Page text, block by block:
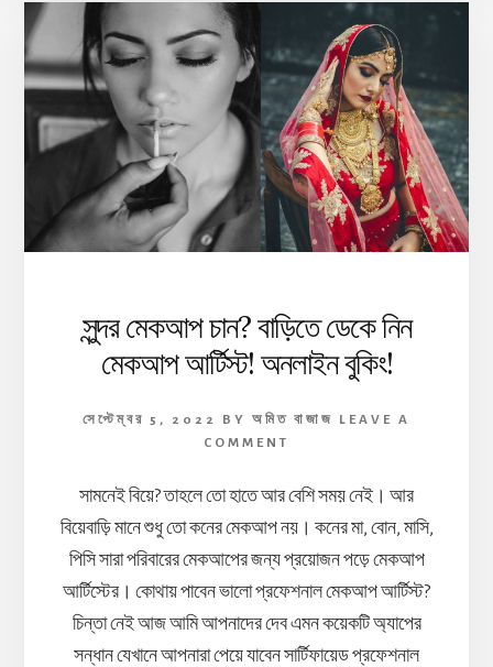
সুন্দর মেকআপ চান? বাড়িতে ডেকে নিন
মেকআপ আর্টিস্ট! অনলাইন বুকিং!
সেপ্টেম্বর 5, 2022 BY অমিত বাজাজ
LEAVE A
COMMENT
সামনেই বিয়ে? তাহলে তো হাতে আর বেশি সময় নেই। আর
বিয়েবাড়ি মানে শুধু তো কনের মেকআপ নয়। কনের মা, বোন, মাসি,
পিসি সারা পরিবারের মেকআপের জন্য প্রয়োজন পড়ে মেকআপ
আর্টিস্টের। কোথায় পাবেন ভালো প্রফেশনাল মেকআপ আর্টিস্ট?
চিন্তা নেই আজ আমি আপনাদের দেব এমন কয়েকটি অ্যাপের
সন্ধান যেখানে আপনারা পেয়ে যাবেন সার্টিফায়েড প্রফেশনাল